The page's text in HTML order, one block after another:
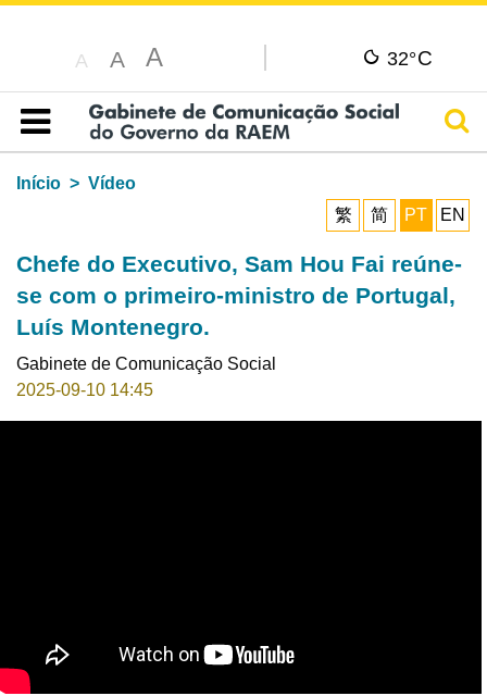
A A A 32°C
Índice
Início
Vídeo
繁
简 PT EN
Chefe do Executivo, Sam Hou Fai reúne-
se com o primeiro-ministro de Portugal,
Luís Montenegro.
Gabinete de Comunicação Social
2025-09-10 14:45